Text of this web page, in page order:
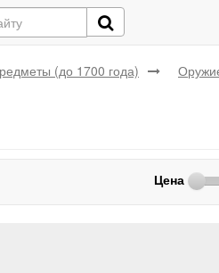
(до 1700 года)
Цена